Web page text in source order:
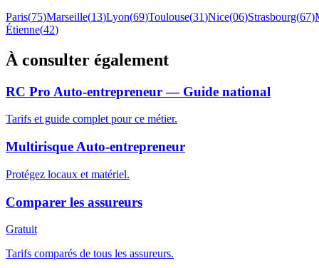
Paris(75)Marseille(13)Lyon(69)Toulouse(31)Nice(06)Strasbourg(67)
Étienne(42)
À consulter également
RC Pro Auto-entrepreneur — Guide national
Tarifs et guide complet pour ce métier.
Multirisque Auto-entrepreneur
Protégez locaux et matériel.
Comparer les assureurs
Gratuit
Tarifs comparés de tous les assureurs.